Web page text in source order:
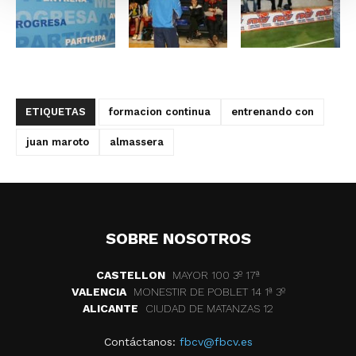
ETIQUETAS formacion continua entrenando con
juan maroto almassera
SOBRE NOSOTROS
CASTELLON
MAYOR 100 3º 17ª
VALENCIA
MONESTIR DE POBLET 14 1ª 3º
ALICANTE
CIUDAD DE MATANZAS 12
Contáctanos: fbcv@fbcv.es